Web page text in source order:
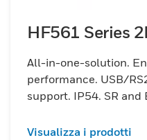
HF561 Series
All-in-one-solution.
performance. USB/
support. IP54. SR and
Visualizza i prodotti